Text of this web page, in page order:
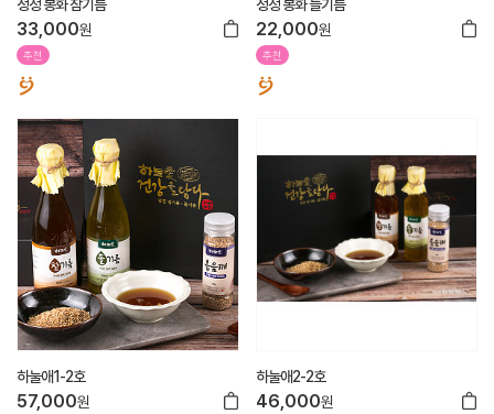
청정 봉화 참기름
33,000원
추천
청정 봉화 들기름
22,000원
추천
하눌애1-2호
57,000원
하눌애2-2호
46,000원